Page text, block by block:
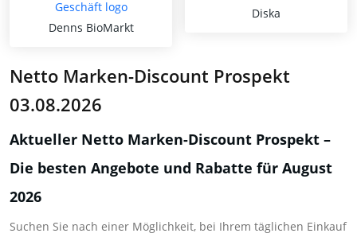
Denns BioMarkt
Diska
Netto Marken-Discount Prospekt
03.08.2026
Aktueller Netto Marken-Discount Prospekt –
Die besten Angebote und Rabatte für August
2026
Suchen Sie nach einer Möglichkeit, bei Ihrem täglichen Einkauf